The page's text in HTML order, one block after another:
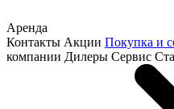
Аренда
Контакты Акции Покупка и
компании Дилеры Сервис